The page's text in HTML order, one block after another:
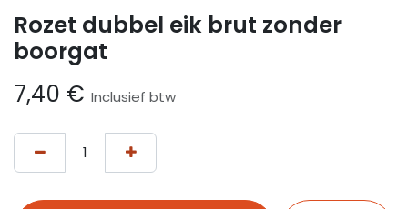
Rozet dubbel eik brut zonder
boorgat
7,40 € Inclusief btw